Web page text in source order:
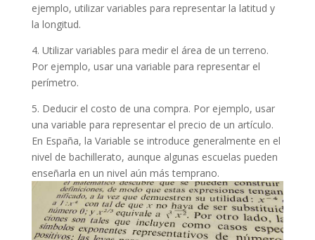
ejemplo, utilizar variables para representar la latitud y
la longitud.
4. Utilizar variables para medir el área de un terreno.
Por ejemplo, usar una variable para representar el
perímetro.
5. Deducir el costo de una compra. Por ejemplo, usar
una variable para representar el precio de un artículo.
En España, la Variable se introduce generalmente en el
nivel de bachillerato, aunque algunas escuelas pueden
enseñarla en un nivel aún más temprano.